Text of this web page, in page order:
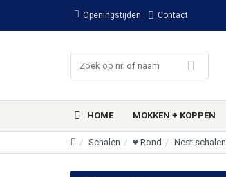
Openingstijden Contact
HOME MOKKEN + KOPPEN
Schalen ♥ Rond Nest schalen